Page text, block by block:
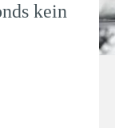
kein